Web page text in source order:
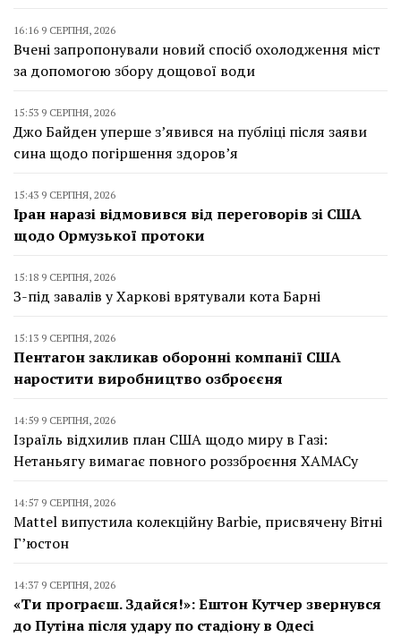
16:16 9 СЕРПНЯ, 2026
Вчені запропонували новий спосіб охолодження міст
за допомогою збору дощової води
15:53 9 СЕРПНЯ, 2026
Джо Байден уперше з’явився на публіці після заяви
сина щодо погіршення здоров’я
15:43 9 СЕРПНЯ, 2026
Іран наразі відмовився від переговорів зі США
щодо Ормузької протоки
15:18 9 СЕРПНЯ, 2026
З-під завалів у Харкові врятували кота Барні
15:13 9 СЕРПНЯ, 2026
Пентагон закликав оборонні компанії США
наростити виробництво озброєєня
14:59 9 СЕРПНЯ, 2026
Ізраїль відхилив план США щодо миру в Газі:
Нетаньягу вимагає повного роззброєння ХАМАСу
14:57 9 СЕРПНЯ, 2026
Mattel випустила колекційну Barbie, присвячену Вітні
Г’юстон
14:37 9 СЕРПНЯ, 2026
«Ти програєш. Здайся!»: Ештон Кутчер звернувся
до Путіна після удару по стадіону в Одесі